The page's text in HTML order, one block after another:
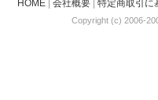
HOME| 会社概要| 特定商取引に
Copyright (c) 2006-